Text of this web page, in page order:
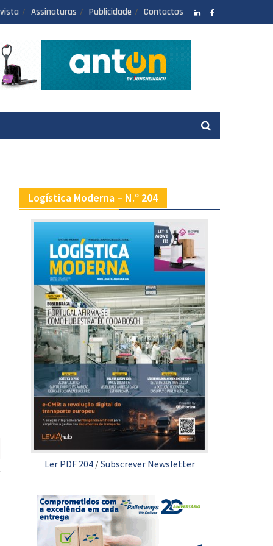
Assinaturas Publicidade Contactos
Logística Moderna – N.º 204
Ler PDF 204/Subscrever Newsletter